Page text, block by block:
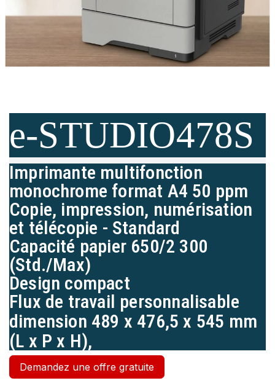
e-STUDIO478S
Imprimante multifonction
monochrome format A4 50 ppm
Copie, impression, numérisation
et télécopie - Standard
Capacité papier 650/2 300
(Std./Max)
Design compact
Flux de travail personnalisable
dimension 489 x 476,5 x 545 mm
(L x P x H),
Demandez une offre gratuite